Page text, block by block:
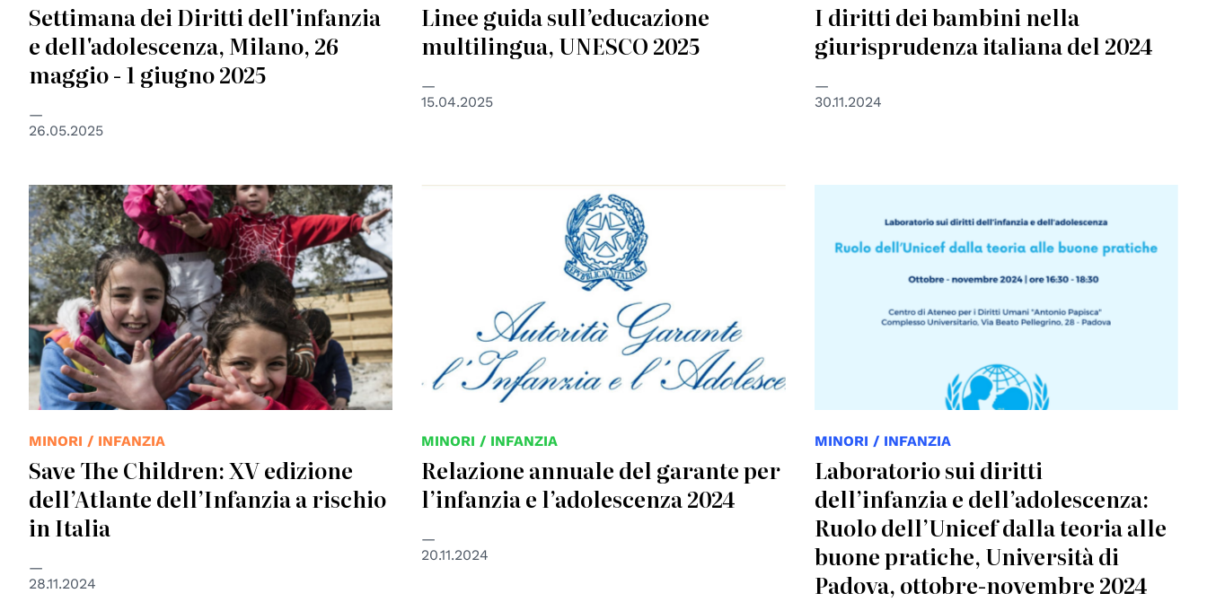
Settimana dei Diritti dell'infanzia
e dell'adolescenza, Milano, 26
maggio - 1 giugno 2025
26.05.2025
Linee guida sull’educazione
multilingua, UNESCO 2025
15.04.2025
I diritti dei bambini nella
giurisprudenza italiana del 2024
30.11.2024
MINORI / INFANZIA
Save The Children: XV edizione
dell’Atlante dell’Infanzia a rischio
in Italia
28.11.2024
© Autorità Garante per l'infanzia e l'adolescenza
MINORI / INFANZIA
Relazione annuale del garante per
l’infanzia e l’adolescenza 2024
20.11.2024
MINORI / INFANZIA
Laboratorio sui diritti
dell’infanzia e dell’adolescenza:
Ruolo dell’Unicef dalla teoria alle
buone pratiche, Università di
Padova, ottobre-novembre 2024